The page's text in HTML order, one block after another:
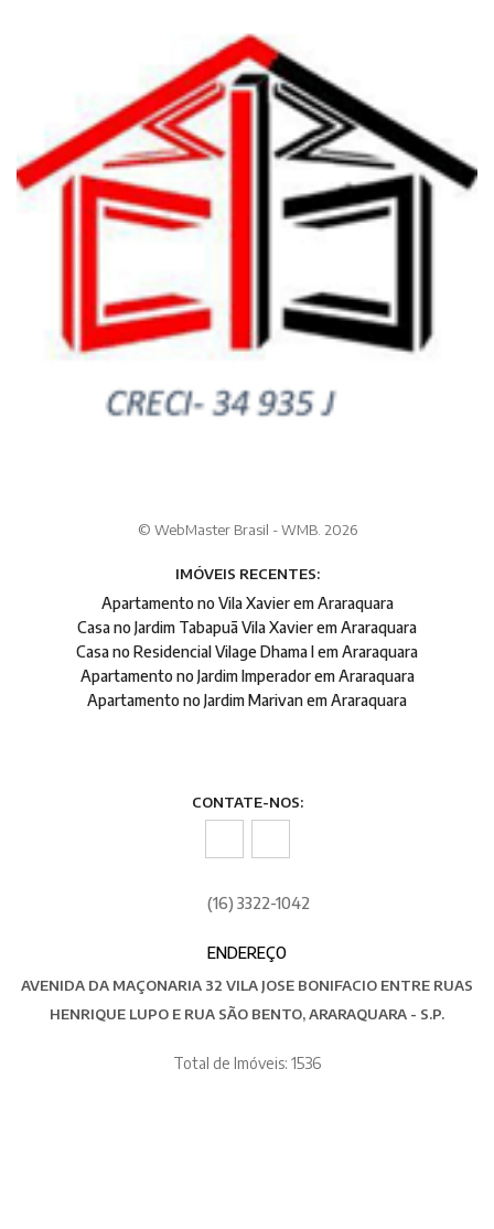
© WebMaster Brasil - WMB. 2026
IMÓVEIS RECENTES:
Apartamento no Vila Xavier em Araraquara
Casa no Jardim Tabapuã Vila Xavier em Araraquara
Casa no Residencial Vilage Dhama I em Araraquara
Apartamento no Jardim Imperador em Araraquara
Apartamento no Jardim Marivan em Araraquara
CONTATE-NOS:
(16) 3322-1042
ENDEREÇO
AVENIDA DA MAÇONARIA 32 VILA JOSE BONIFACIO ENTRE RUAS
HENRIQUE LUPO E RUA SÃO BENTO, ARARAQUARA - S.P.
Total de Imóveis: 1536